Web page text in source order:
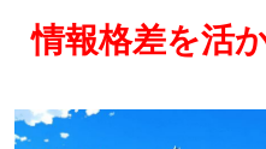
情報格差を活